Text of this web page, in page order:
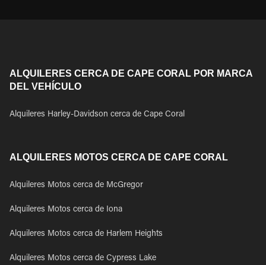
ALQUILERES CERCA DE CAPE CORAL POR MARCA
DEL VEHÍCULO
Alquileres Harley-Davidson cerca de Cape Coral
ALQUILERES MOTOS CERCA DE CAPE CORAL
Alquileres Motos cerca de McGregor
Alquileres Motos cerca de Iona
Alquileres Motos cerca de Harlem Heights
Alquileres Motos cerca de Cypress Lake